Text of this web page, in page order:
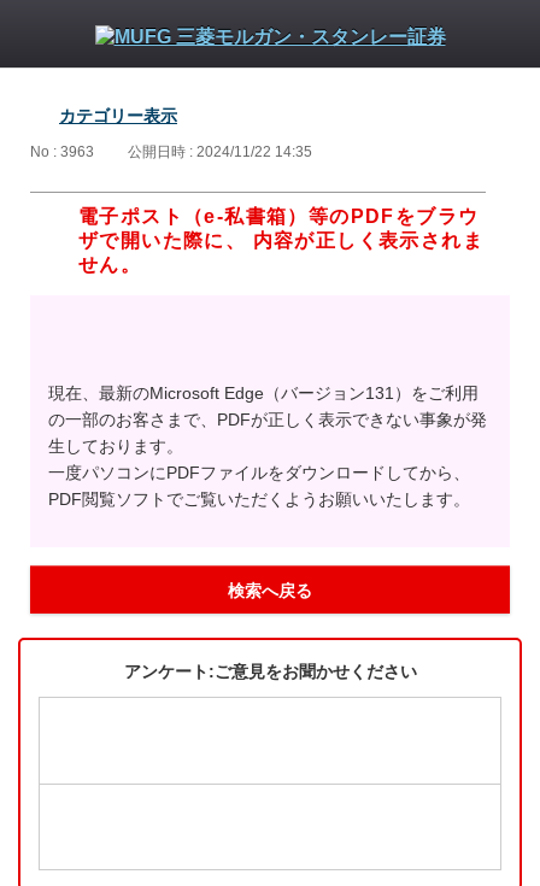
カテゴリー表示
No : 3963 公開日時 : 2024/11/22 14:35
電子ポスト（e-私書箱）等のPDFをブラウ
ザで開いた際に、 内容が正しく表示されま
せん。
現在、最新のMicrosoft Edge（バージョン131）をご利用
の一部のお客さまで、PDFが正しく表示できない事象が発
生しております。
一度パソコンにPDFファイルをダウンロードしてから、
PDF閲覧ソフトでご覧いただくようお願いいたします。
検索へ戻る
アンケート:ご意見をお聞かせください